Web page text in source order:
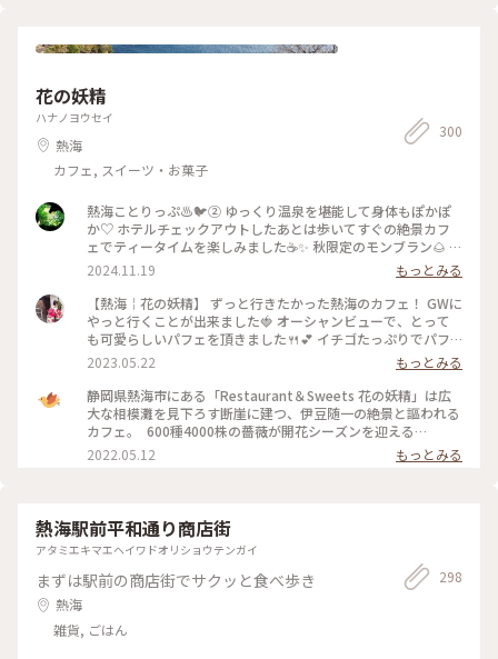
花の妖精
ハナノヨウセイ
熱海
カフェ, スイーツ・お菓子
300
熱海ことりっぷ♨️🐦️② ゆっくり温泉を堪能して身体もぽかぽ
か♡ ホテルチェックアウトしたあとは歩いてすぐの絶景カフ
ェでティータイムを楽しみました☕✨ 秋限定のモンブラン🌰 テ
ィラミスとぶどうのパフェ🍇 和紅茶✨ほうじ茶🍵カモミールテ
ィー❀ モンブランはまったりこっくり濃厚♡ 今だけの栗、ぶ
どう、柿で秋を感じました♡ お酒が使われた大人スイーツを
シェアしながらゆっくりお喋りする最高に贅沢な時間✨窓から
の景色は。。山、岩山、海、地平線、熱海城、トンビが飛んで
いて。。自然に囲まれた非日常感がハンパなく本当に最高な眺
めでした🌿✨ #花の妖精 #絶景カフェ #眺めが最高 #地平線が見
えるなんて #素敵 #ティータイム #パフェ #モンブラン #紅茶 #
ハーブティー #ゆっくり #のんびり #旅行のカフェは特別感 #
贅沢な時間 #景色が最高 #自然に囲まれて #熱海 #熱海ことり
っぷ
2024.11.19
もっとみる
【熱海￤花の妖精】 ずっと行きたかった熱海のカフェ！ GWに
やっと行くことが出来ました🍓 オーシャンビューで、とって
も可愛らしいパフェを頂きました🍴💕 イチゴたっぷりでパフ
ェも景色も贅沢な一時を過ごすことが出来ました☺️ #私のこと
りっぷ旅 #花の妖精
2023.05.22
もっとみる
静岡県熱海市にある「Restaurant＆Sweets 花の妖精」は広
大な相模灘を見下ろす断崖に建つ、伊豆随一の絶景と謳われる
カフェ。 ⁡ 600種4000株の薔薇が開花シーズンを迎える
「ACAO FOREST」と連動して、5月14日(土)から各日10食限
定で薔薇をモチーフとした期間限定のパフェが登場します。 薔
●Restaurant＆Sweets花の妖精 住所：静岡県熱海市熱海
1993-65 定休日：火曜日、水曜日、他不定休 営業時間：10:00
～17:00（16:00L.O.)
2022.05.12 もっとみる
熱海駅前平和通り商店街
アタミエキマエヘイワドオリショウテンガイ
まずは駅前の商店街でサクッと食べ歩き
熱海
雑貨, ごはん
298